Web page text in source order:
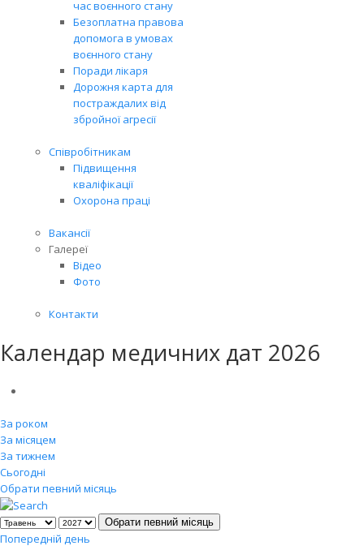
час воєнного стану
Безоплатна правова
допомога в умовах
воєнного стану
Поради лікаря
Дорожня карта для
постраждалих від
збройної агресії
Співробітникам
Підвищення
кваліфікації
Охорона праці
Вакансії
Галереї
Відео
Фото
Контакти
Календар медичних дат 2026
За роком
За місяцем
За тижнем
Сьогодні
Обрати певний місяць
Обрати певний місяць
Попередній день